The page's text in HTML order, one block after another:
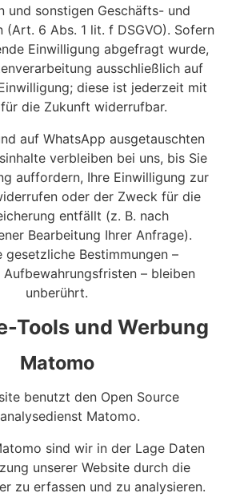
und sonstigen Geschäfts- und
6 Abs. 1 lit. f DSGVO). Sofern
Einwilligung abgefragt wurde,
ausschließlich auf
diese ist jederzeit mit
die Zukunft widerrufbar.
auf WhatsApp ausgetauschten
verbleiben bei uns, bis Sie
auffordern, Ihre Einwilligung zur
oder der Zweck für die
entfällt (z. B. nach
Bearbeitung Ihrer Anfrage).
gesetzliche Bestimmungen –
Aufbewahrungsfristen – bleiben
unberührt.
Tools und Werbung
Matomo
benutzt den Open Source
Matomo.
sind wir in der Lage Daten
unserer Website durch die
zu erfassen und zu analysieren.